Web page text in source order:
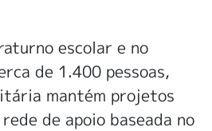
escolar e no
de 1.400 pessoas,
mantém projetos
de apoio baseada no